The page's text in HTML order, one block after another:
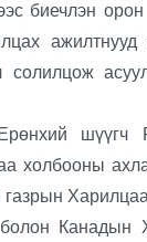
биечлэн
солилцож
шүүгч
холбооны
Канадын